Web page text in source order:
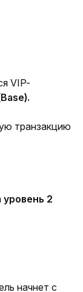
VIP-
транзакцию
уровень 2